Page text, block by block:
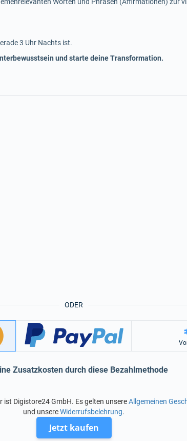
Worten und Phrasen (Affirmationen) zur
3 Uhr Nachts ist.
und starte deine Transformation.
ODER
Zusatzkosten durch diese Bezahlmethode
Digistore24 GmbH. Es gelten unsereAllgemeinen
und unsereWiderrufsbelehrung.
Jetzt kaufen